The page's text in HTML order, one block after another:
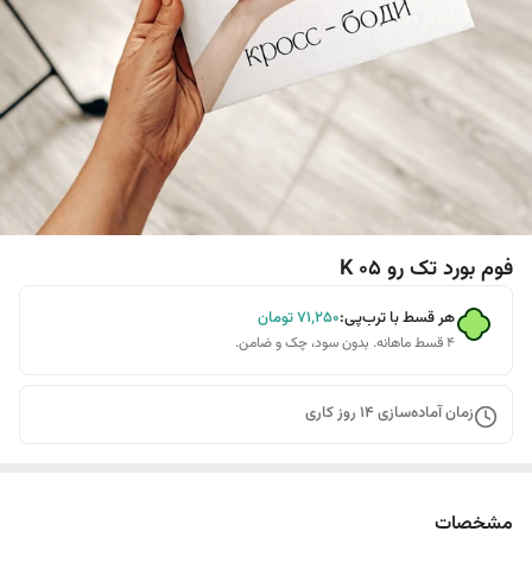
فوم بورد تک رو K 05
هر قسط با ترب‌پی:۷۱٬۲۵۰تومان
۴ قسط ماهانه. بدون سود، چک و ضامن.
زمان آماده‌سازی 14 روز کاری
مشخصات